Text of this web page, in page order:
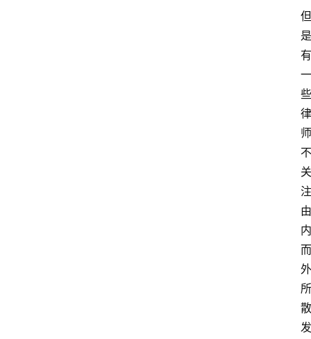
但
是
有
一
些
律
师
不
关
注
由
内
而
外
所
散
发